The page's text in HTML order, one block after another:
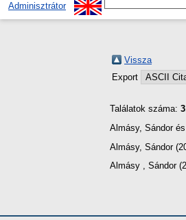
Adminisztrátor
Vissza
Export
Találatok száma: 3
Almásy, Sándorés
Almásy, Sándor
Almásy , Sándor